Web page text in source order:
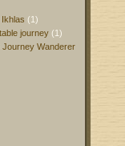
Ikhlas (1)
journey (1)
Journey Wanderer